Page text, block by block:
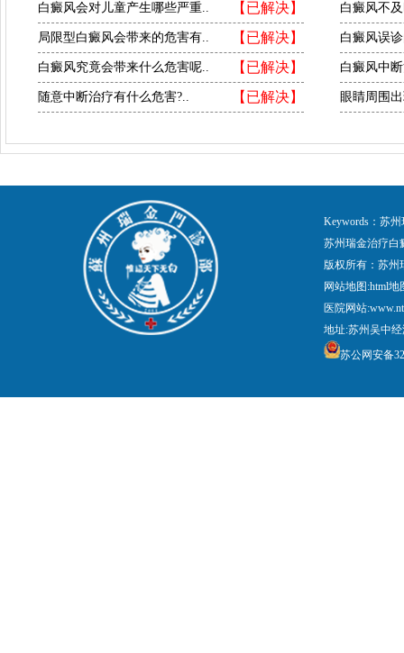
【已解决】
白癜风会对儿童产生哪些严重..
【已解决】
局限型白癜风会带来的危害有..
【已解决】
白癜风究竟会带来什么危害呢..
【已解决】
随意中断治疗有什么危害?..
白癜风不
白癜风误
白癜风中
眼睛周围
Keywords：苏
苏州瑞金治疗白
版权所有：苏
网站地图:html地
医院网站
地址:苏州吴中
苏公网安备